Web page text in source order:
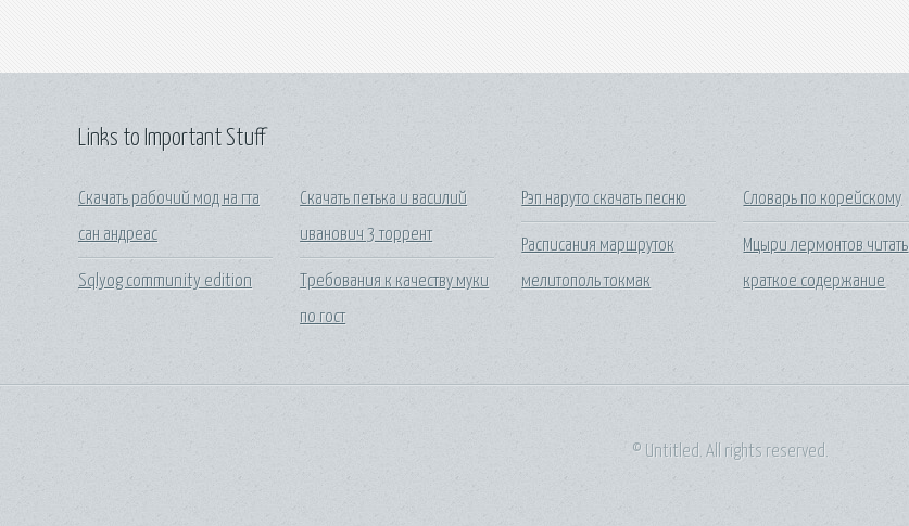
Links to Important Stuff
Скачать рабочий мод на гта
сан андреас
Sqlyog community edition
Скачать петька и василий
иванович 3 торрент
Требования к качеству муки
по гост
Рэп наруто скачать песню
Расписания маршруток
мелитополь токмак
Словарь по корейскому
Мцыри лермонтов читать
краткое содержание
© Untitled. All rights reserved.